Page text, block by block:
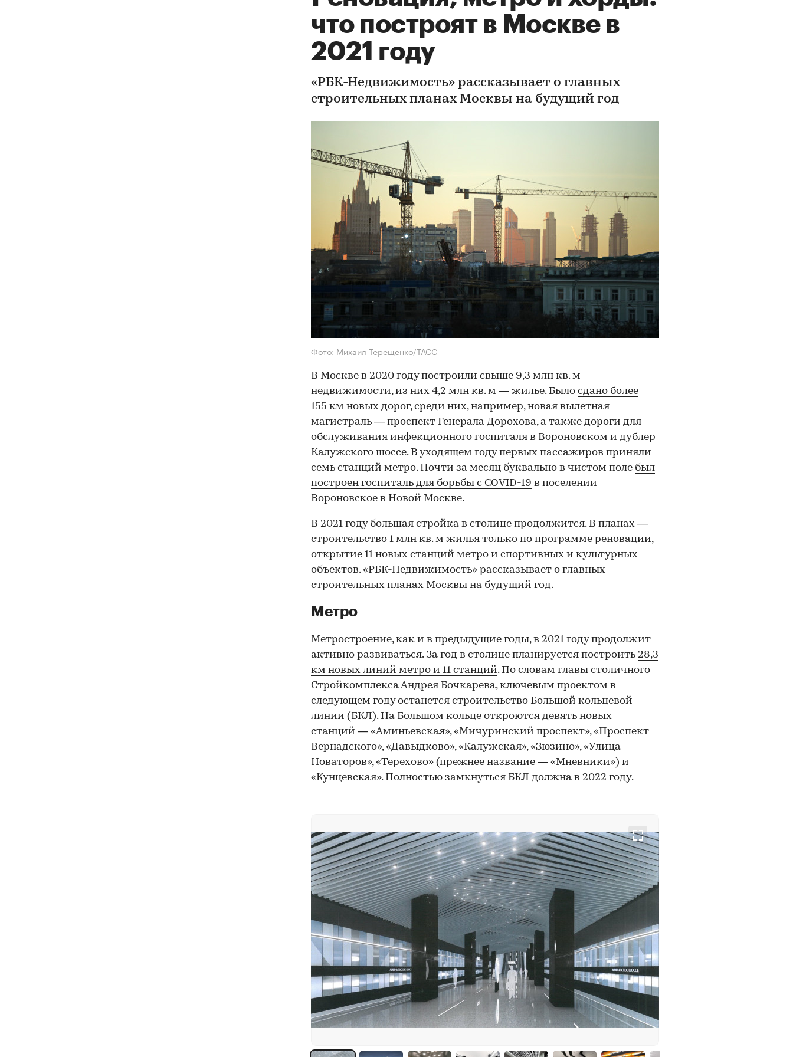
что построят в Москве в
2021 году
«РБК-Недвижимость» рассказывает о главных
строительных планах Москвы на будущий год
Фото: Михаил Терещенко/ТАСС
В Москве в 2020 году построили свыше 9,3 млн кв. м
недвижимости, из них 4,2 млн кв. м — жилье. Было сдано более
155 км новых дорог, среди них, например, новая вылетная
магистраль — проспект Генерала Дорохова, а также дороги для
обслуживания инфекционного госпиталя в Вороновском и дублер
Калужского шоссе. В уходящем году первых пассажиров приняли
семь станций метро. Почти за месяц буквально в чистом поле был
построен госпиталь для борьбы с COVID-19 в поселении
Вороновское в Новой Москве.
В 2021 году большая стройка в столице продолжится. В планах —
строительство 1 млн кв. м жилья только по программе реновации,
открытие 11 новых станций метро и спортивных и культурных
объектов. «РБК-Недвижимость» рассказывает о главных
строительных планах Москвы на будущий год.
Метро
Метростроение, как и в предыдущие годы, в 2021 году продолжит
активно развиваться. За год в столице планируется построить 28,3
км новых линий метро и 11 станций. По словам главы столичного
Стройкомплекса Андрея Бочкарева, ключевым проектом в
следующем году останется строительство Большой кольцевой
линии (БКЛ). На Большом кольце откроются девять новых
станций — «Аминьевская», «Мичуринский проспект», «Проспект
Вернадского», «Давыдково», «Калужская», «Зюзино», «Улица
Новаторов», «Терехово» (прежнее название — «Мневники») и
«Кунцевская». Полностью замкнуться БКЛ должна в 2022 году.